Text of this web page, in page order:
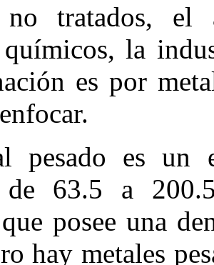
no tratados, el
químicos, la
es por
pesado es un
de 63.5 a
posee una
hay metales